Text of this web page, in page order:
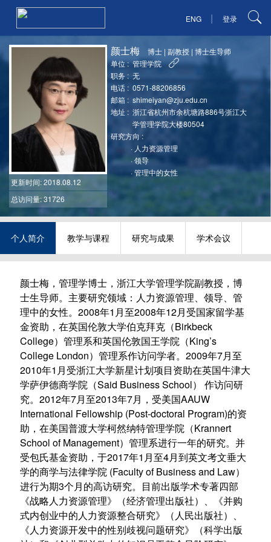
ENG | 登录
更新时间: 2018.08.12
总访问量: 31726
颜士梅 博士 |副教授 |博士生导师
单位 : 管理学院
职务 : 无
电话 : 0571-88206856
邮箱 : shimeiyan@zju.edu.cn
地址 : 浙江省杭州市余杭塘路886号浙江大
学管理学院大楼80504
研究方向 :
· 人力资源管理
·领导
·管理中的女性
个人简介 教学与课程 研究与成果 学术会议
颜士梅，管理学博士，浙江大学管理学院副教授，博
士生导师。主要研究领域：人力资源管理、领导、管
理中的女性。2008年1月至2008年12月受国家留学基
金资助，在英国伦敦大学伯克拜克（Birkbeck
College）管理系和英国伦敦国王学院（King’s
College London）管理系作访问学者。2009年7月至
2010年1月受浙江大学新星计划项目资助在英国牛津大
学萨伊德商学院（Said Business School） 作访问研
究。2012年7月至2013年7月，受美国AAUW
International Fellowship (Post-doctoral Program)的资
助，在美国普渡大学柯然纳特管理学院（Krannert
School of Management）管理系进行一年的研究。并
受包氏基金资助，于2017年1月至4月到英文考文垂大
学的商学与法律学院 (Faculty of Business and Law）
进行为期3个月的高访研究。目前出版学术专著四部
《战略人力资源管理》（经济管理出版社）、《并购
式内创业中的人力资源整合研究》（人民出版社）、
《人力资源开发中的性别歧视问题研究》（科学出版